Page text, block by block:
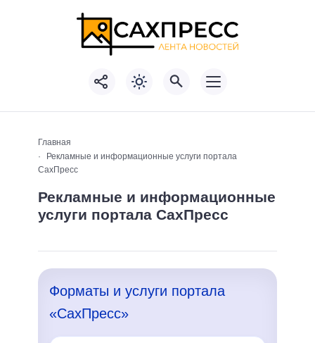
Главная
Рекламные и информационные услуги портала
СахПресс
Рекламные и информационные
услуги портала СахПресс
Форматы и услуги портала
«СахПресс»